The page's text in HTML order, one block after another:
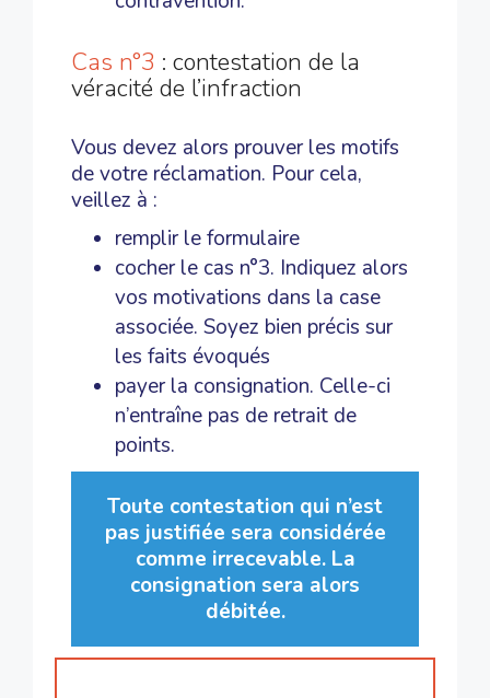
Cas n°3 : contestation de la
véracité de l’infraction
Vous devez alors prouver les motifs
de votre réclamation. Pour cela,
veillez à :
remplir le formulaire
cocher le cas n°3. Indiquez alors
vos motivations dans la case
associée. Soyez bien précis sur
les faits évoqués
payer la consignation. Celle-ci
n’entraîne pas de retrait de
points.
Toute contestation qui n’est
pas justifiée sera considérée
comme irrecevable. La
consignation sera alors
débitée.